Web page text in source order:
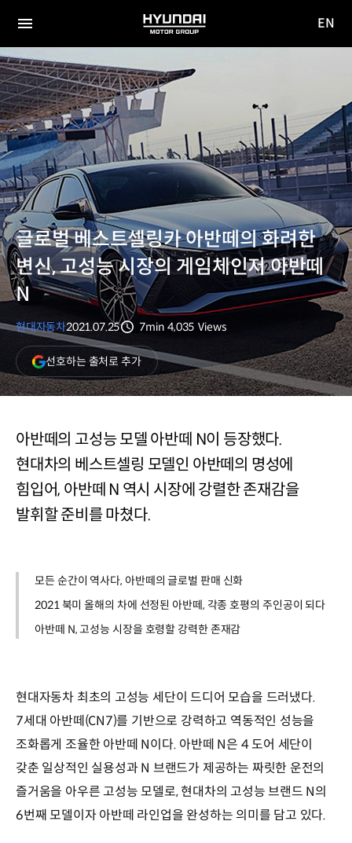
전체
메뉴
HYUNDAI
MOTOR
EN
글로벌 베스트셀링카 아반떼의 화려한
변신, 고성능 시장의 게임체인저 아반떼
N
현대자동차2021.07.25
7min 4,035 Views
선호하는 출처로 추가(새
창
열림)
아반떼의 고성능 모델 아반떼 N이 등장했다.
현대차의 베스트셀링 모델인 아반떼의 명성에
힘입어, 아반떼 N 역시 시장에 강렬한 존재감을
발휘할 준비를 마쳤다.
모든 순간이 역사다, 아반떼의 글로벌 판매 신화
2021 북미 올해의 차에 선정된 아반떼, 각종 호평의 주인공이 되다
아반떼 N, 고성능 시장을 호령할 강력한 존재감
현대자동차 최초의 고성능 세단이 드디어 모습을 드러냈다.
7세대 아반떼(CN7)를 기반으로 강력하고 역동적인 성능을
조화롭게 조율한 아반떼 N이다. 아반떼 N은 4 도어 세단이
갖춘 일상적인 실용성과 N 브랜드가 제공하는 짜릿한 운전의
즐거움을 아우른 고성능 모델로, 현대차의 고성능 브랜드 N의
6번째 모델이자 아반떼 라인업을 완성하는 의미를 담고 있다.